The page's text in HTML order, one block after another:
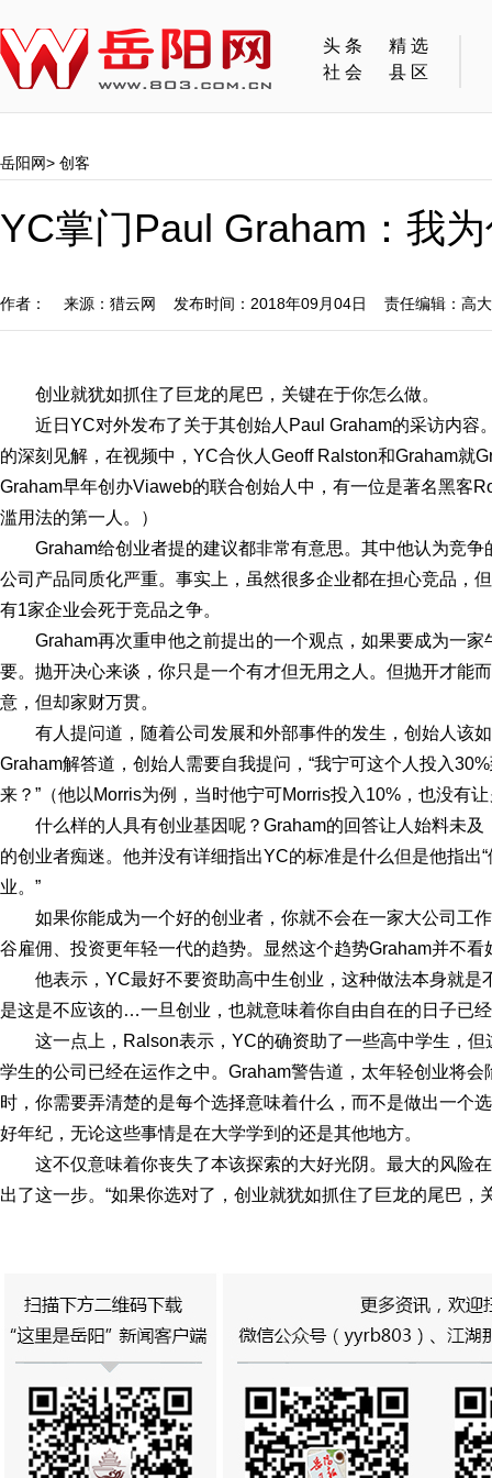
头条
精选
社会
县区
岳阳网> 创客
YC掌门Paul Graham：我
作者： 来源：猎云网 发布时间：2018年09月04日 责任编辑：高
创业就犹如抓住了巨龙的尾巴，关键在于你怎么做。
近日YC对外发布了关于其创始人Paul Graham的采访内容
的深刻见解，在视频中，YC合伙人Geoff Ralston和Graham就
Graham早年创办Viaweb的联合创始人中，有一位是著名黑客
滥用法的第一人。）
Graham给创业者提的建议都非常有意思。其中他认为竞
公司产品同质化严重。事实上，虽然很多企业都在担心竞品，
有1家企业会死于竞品之争。
Graham再次重申他之前提出的一个观点，如果要成为一
要。抛开决心来谈，你只是一个有才但无用之人。但抛开才能
意，但却家财万贯。
有人提问道，随着公司发展和外部事件的发生，创始人该
Graham解答道，创始人需要自我提问，“我宁可这个人投入
来？”（他以Morris为例，当时他宁可Morris投入10%，也没有
什么样的人具有创业基因呢？Graham的回答让人始料未
的创业者痴迷。他并没有详细指出YC的标准是什么但是他指出
业。”
如果你能成为一个好的创业者，你就不会在一家大公司工
谷雇佣、投资更年轻一代的趋势。显然这个趋势Graham并不看
他表示，YC最好不要资助高中生创业，这种做法本身就
是这是不应该的…一旦创业，也就意味着你自由自在的日子已
这一点上，Ralson表示，YC的确资助了一些高中学生，
学生的公司已经在运作之中。Graham警告道，太年轻创业将会
时，你需要弄清楚的是每个选择意味着什么，而不是做出一个
好年纪，无论这些事情是在大学学到的还是其他地方。
这不仅意味着你丧失了本该探索的大好光阴。最大的风险
出了这一步。“如果你选对了，创业就犹如抓住了巨龙的尾巴，